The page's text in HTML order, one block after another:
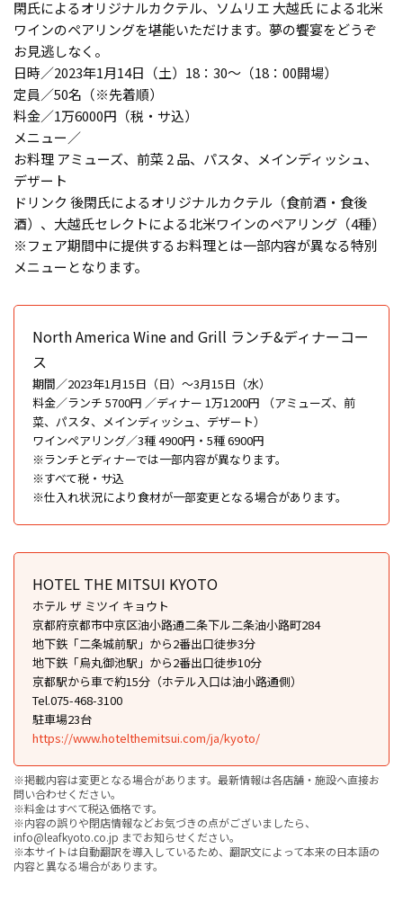
閑氏によるオリジナルカクテル、ソムリエ 大越氏 による北米
ワインのペアリングを堪能いただけます。夢の饗宴をどうぞ
お見逃しなく。
日時／2023年1月14日（土）18：30〜（18：00開場）
定員／50名（※先着順）
料金／1万6000円（税・サ込）
メニュー／
お料理 アミューズ、前菜 2 品、パスタ、メインディッシュ、
デザート
ドリンク 後閑氏によるオリジナルカクテル（食前酒・食後
酒）、大越氏セレクトによる北米ワインのペアリング（4種）
※フェア期間中に提供するお料理とは一部内容が異なる特別
メニューとなります。
North America Wine and Grill ランチ&ディナーコー
ス
期間／2023年1月15日（日）〜3月15日（水）
料金／ランチ 5700円 ／ディナー 1万1200円 （アミューズ、前
菜、パスタ、メインディッシュ、デザート）
ワインペアリング／3種 4900円・5種 6900円
※ランチとディナーでは一部内容が異なります。
※すべて税・サ込
※仕入れ状況により食材が一部変更となる場合があります。
HOTEL THE MITSUI KYOTO
ホテル ザ ミツイ キョウト
京都府京都市中京区油小路通二条下ル二条油小路町284
地下鉄「二条城前駅」から2番出口徒歩3分
地下鉄「烏丸御池駅」から2番出口徒歩10分
京都駅から車で約15分（ホテル入口は油小路通側）
Tel.075-468-3100
駐車場23台
https://www.hotelthemitsui.com/ja/kyoto/
※掲載内容は変更となる場合があります。最新情報は各店舗・施設へ直接お
問い合わせください。
※料金はすべて税込価格です。
※内容の誤りや閉店情報などお気づきの点がございましたら、
info@leafkyoto.co.jp までお知らせください。
※本サイトは自動翻訳を導入しているため、翻訳文によって本来の日本語の
内容と異なる場合があります。